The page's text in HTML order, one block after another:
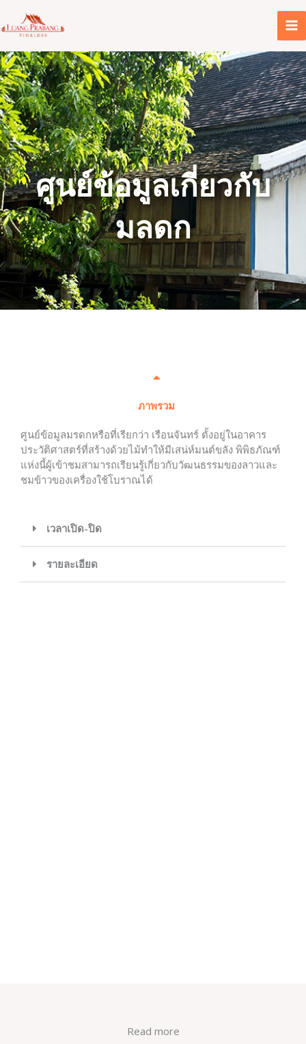
to
content
ศูนย์ข้อมูลเกี่ยวกับ
มลดก
ภาพรวม
ศูนย์ข้อมูลมรดกหรือที่เรียกว่า เรือนจันทร์ ตั้งอยู่ในอาคาร
ประวัติศาสตร์ที่สร้างด้วยไม้ทำให้มีเสน่ห์มนต์ขลัง พิพิธภัณฑ์
แห่งนี้ผู้เข้าชมสามารถเรียนรู้เกี่ยวกับวัฒนธรรมของลาวและ
ชมข้าวของเครื่องใช้โบราณได้
เวลาเปิด-ปิด
รายละเอียด
Read more